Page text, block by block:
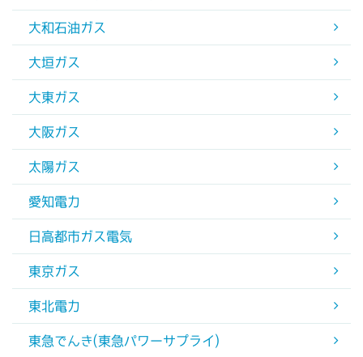
大和石油ガス
大垣ガス
大東ガス
大阪ガス
太陽ガス
愛知電力
日高都市ガス電気
東京ガス
東北電力
東急でんき(東急パワーサプライ)